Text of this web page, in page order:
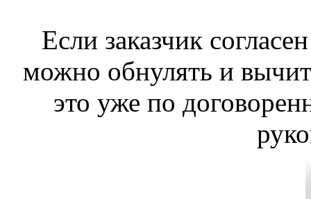
Если заказчик
можно обнулять и
это уже по